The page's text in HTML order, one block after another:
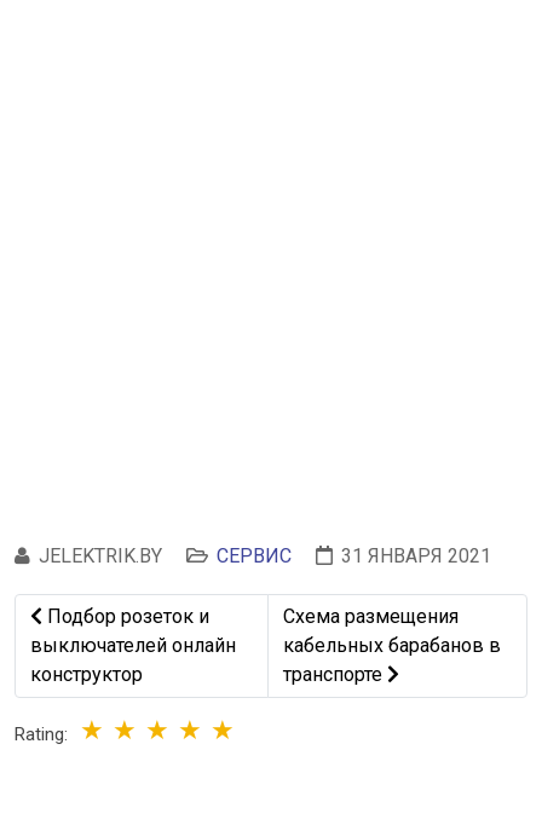
JELEKTRIK.BY СЕРВИС 31 ЯНВАРЯ 2021
Предыдущий: Подбор розеток и выключателей онлайн
Подбор розеток и
выключателей онлайн
конструктор
Следующий: Схема
Схема размещения
кабельных барабанов в
транспорте
Rating: